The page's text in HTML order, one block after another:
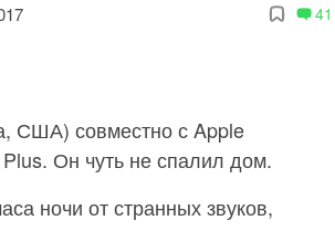
41
США) совместно с Apple
Он чуть не спалил дом.
ночи от странных звуков,